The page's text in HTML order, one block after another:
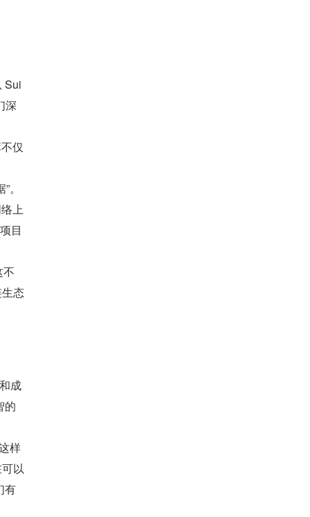
Sui
深
仅
上
目
不
态
成
的
样
以
有